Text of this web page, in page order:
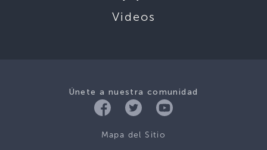
Videos
Únete a nuestra comunidad
Mapa del Sitio